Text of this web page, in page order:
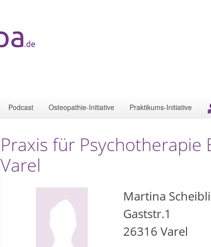
Podcast Osteopathie-Initiative Praktikums-Initiative
Praxis für Psychotherapie
Varel
Martina
Gaststr.1
26316 Varel